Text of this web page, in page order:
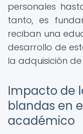
personales
tanto, es
reciban una
desarrollo de
la adquisición
Impacto de
blandas en
académico